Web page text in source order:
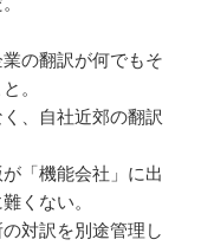
の翻訳が何でもそ
。
、自社近郊の翻訳
「機能会社」に出
くない。
対訳を別途管理し